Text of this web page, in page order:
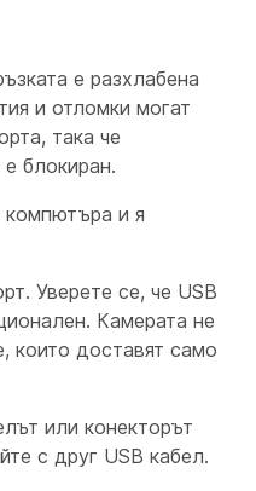
е разхлабена
и отломки могат
така че
блокиран.
компютъра и я
Уверете се, че USB
Камерата не
които доставят само
или конекторът
с друг USB кабел.